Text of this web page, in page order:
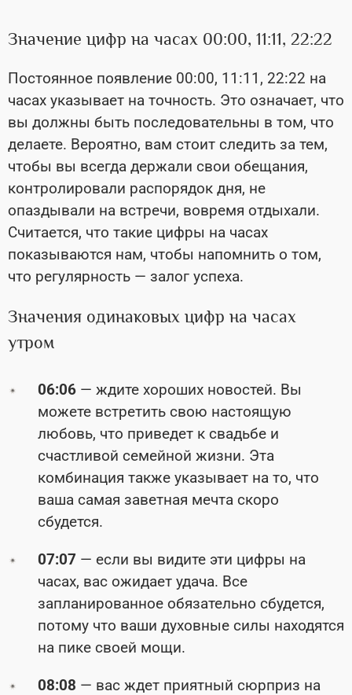
Значение цифр на часах 00:00, 11:11, 22:22
Постоянное появление 00:00, 11:11, 22:22 на
часах указывает на точность. Это означает, что
вы должны быть последовательны в том, что
делаете. Вероятно, вам стоит следить за тем,
чтобы вы всегда держали свои обещания,
контролировали распорядок дня, не
опаздывали на встречи, вовремя отдыхали.
Считается, что такие цифры на часах
показываются нам, чтобы напомнить о том,
что регулярность — залог успеха.
Значения одинаковых цифр на часах
утром
06:06 — ждите хороших новостей. Вы
можете встретить свою настоящую
любовь, что приведет к свадьбе и
счастливой семейной жизни. Эта
комбинация также указывает на то, что
ваша самая заветная мечта скоро
сбудется.
07:07 — если вы видите эти цифры на
часах, вас ожидает удача. Все
запланированное обязательно сбудется,
потому что ваши духовные силы находятся
на пике своей мощи.
08:08 — вас ждет приятный сюрприз на